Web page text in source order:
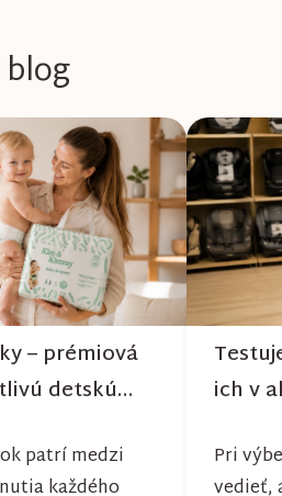
– prémiová
detskú
patrí medzi
každého
ich v
Pri
vedieť,